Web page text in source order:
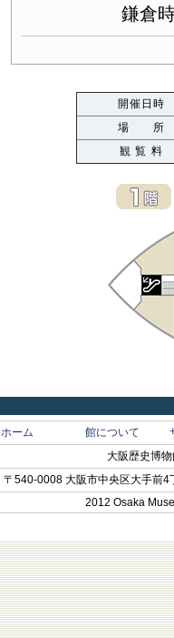
鎌倉
開催日時
場 所
観 覧 料
ホーム 館について
大阪歴史博
〒540-0008 大阪市中央区大手
2012 Osaka